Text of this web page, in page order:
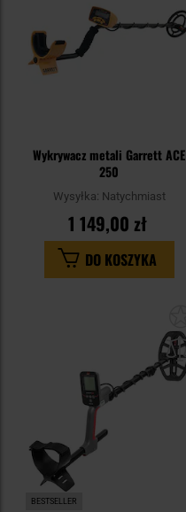
Wykrywacz metali Garrett ACE
250
Wysyłka: Natychmiast
1 149,00 zł
DO KOSZYKA
BESTSELLER